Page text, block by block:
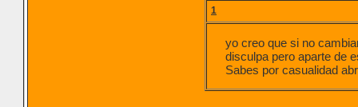
1
yo creo que si no
disculpa pero aparte de
Sabes por casualidad